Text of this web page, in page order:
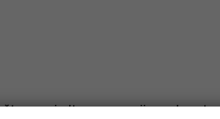
și alte accesorii